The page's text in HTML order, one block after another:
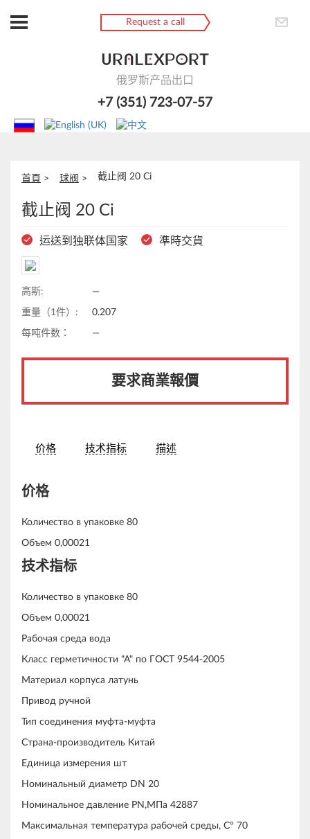
Request a call
俄罗斯产品出口
+7 (351) 723-07-57
首頁 球阀 截止阀 20 Ci
截止阀 20 Ci
运送到独联体国家 準時交貨
高斯: —
重量（1件）: 0.207
每吨件数： —
要求商業報價
价格 技术指标 描述
价格
Количество в упаковке 80
Объем 0,00021
技术指标
Количество в упаковке 80
Объем 0,00021
Рабочая среда вода
Класс герметичности "А" по ГОСТ 9544-2005
Материал корпуса латунь
Привод ручной
Тип соединения муфта-муфта
Страна-производитель Китай
Единица измерения шт
Номинальный диаметр DN 20
Номинальное давление PN,МПа 42887
Максимальная температура рабочей среды, С° 70